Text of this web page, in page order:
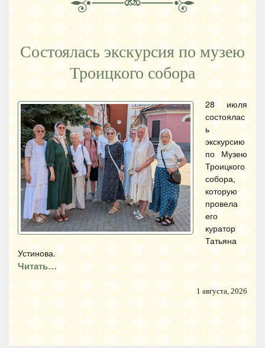
Состоялась экскурсия по музею
Троицкого собора
28 июля
состоялас
ь
экскурсию
по Музею
Троицкого
собора,
которую
провела
его
куратор
Татьяна
Устинова.
Читать…
1 августа, 2026